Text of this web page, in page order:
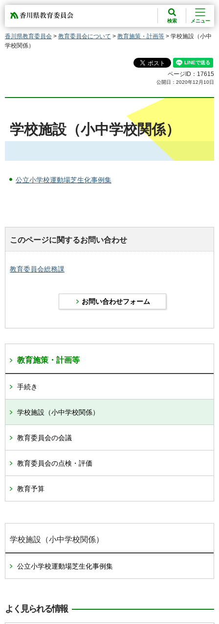
香川県教育委員会
検索 メニュー
香川県教育委員会 > 教育委員会について > 教育施策・計画等 > 学校施設（小中
学校関係）
ページID：17615
公開日：2020年12月10日
学校施設（小中学校関係）
公立小学校運動場芝生化事例集
このページに関するお問い合わせ
教育委員会総務課
教育施策・計画等
手続き
学校施設（小中学校関係）
教育委員会の会議
教育委員会の点検・評価
教育予算
学校施設（小中学校関係）
公立小学校運動場芝生化事例集
よく見られる情報